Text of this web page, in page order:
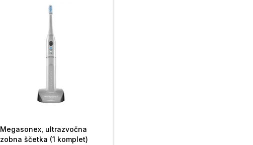
Megasonex, ultrazvočna
zobna ščetka (1 komplet)